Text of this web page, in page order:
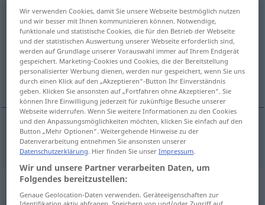
hamac [amak]m
Übersicht aller Übersetzungen
(Für mehr Details die Übersetzung anklicken/antippen)
Hängematte
Hängemattef hamac
Synonyme für "hamac"
Wir verwenden Cookies, damit Sie unsere Webseite bestmöglich nutzen
und wir besser mit Ihnen kommunizieren können. Notwendige,
funktionale und statistische Cookies, die für den Betrieb der Webseite
und der statistischen Auswertung unserer Webseite erforderlich sind,
werden auf Grundlage unserer Vorauswahl immer auf Ihrem Endgerät
gespeichert. Marketing-Cookies und Cookies, die der Bereitstellung
personalisierter Werbung dienen, werden nur gespeichert, wenn Sie uns
durch einen Klick auf den „Akzeptieren“-Button Ihr Einverständnis
geben. Klicken Sie ansonsten auf „Fortfahren ohne Akzeptieren“. Sie
können Ihre Einwilligung jederzeit für zukünftige Besuche unserer
Webseite widerrufen. Wenn Sie weitere Informationen zu den Cookies
und den Anpassungsmöglichkeiten möchten, klicken Sie einfach auf den
Button „Mehr Optionen“. Weitergehende Hinweise zu der
Datenverarbeitung entnehmen Sie ansonsten unserer
Datenschutzerklärung. Hier finden Sie unserImpressum.
Wir und unsere Partner verarbeiten Daten, um
Folgendes bereitzustellen:
Genaue Geolocation-Daten verwenden. Geräteeigenschaften zur
Identifikation aktiv abfragen. Speichern von und/oder Zugriff auf